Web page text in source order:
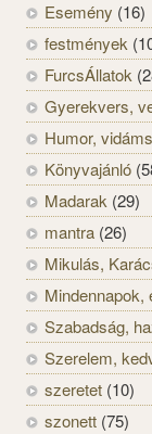
Esemény (16)
festmények
FurcsÁllatok
Gyerekvers,
Humor,
Könyvajánló
Madarak (29)
mantra (26)
Mikulás,
Mindennapok,
Szabadság,
Szerelem,
szeretet (10)
szonett (75)